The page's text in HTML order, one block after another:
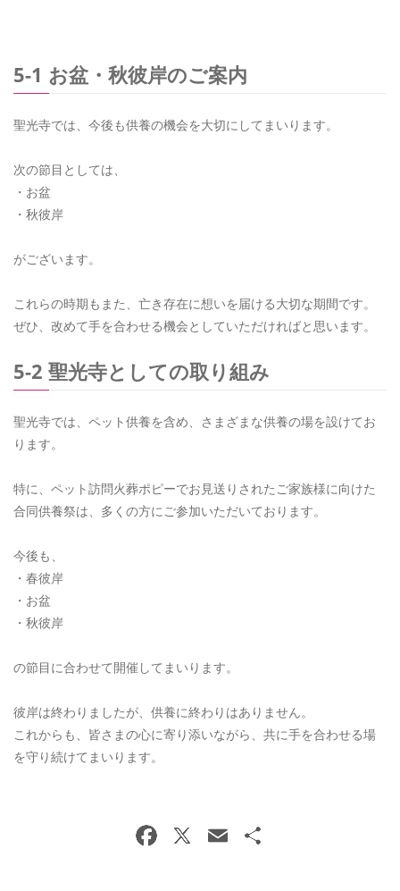
5-1 お盆・秋彼岸のご案内
聖光寺では、今後も供養の機会を大切にしてまいります。
次の節目としては、
・お盆
・秋彼岸
がございます。
これらの時期もまた、亡き存在に想いを届ける大切な期間です。
ぜひ、改めて手を合わせる機会としていただければと思います。
5-2 聖光寺としての取り組み
聖光寺では、ペット供養を含め、さまざまな供養の場を設けてお
ります。
特に、ペット訪問火葬ポピーでお見送りされたご家族様に向けた
合同供養祭は、多くの方にご参加いただいております。
今後も、
・春彼岸
・お盆
・秋彼岸
の節目に合わせて開催してまいります。
彼岸は終わりましたが、供養に終わりはありません。
これからも、皆さまの心に寄り添いながら、共に手を合わせる場
を守り続けてまいります。